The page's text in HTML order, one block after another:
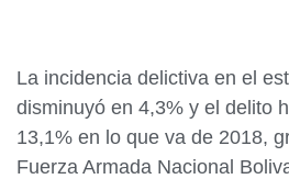
La incidencia delictiva en el
disminuyó en 4,3% y el delito
13,1% en lo que va de 2018,
Fuerza Armada Nacional